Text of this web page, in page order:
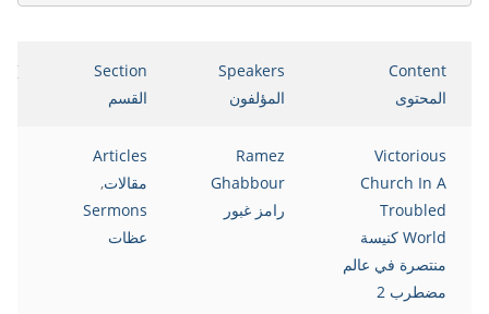
Content
المحتوى
Speakers
المؤلفون
Section
القسم
Victorious
Church In A
Troubled
World كنيسة
منتصرة في عالم
مضطرب 2
Ramez
Ghabbour
رامز غبور
Articles
مقالات,
Sermons
عظات